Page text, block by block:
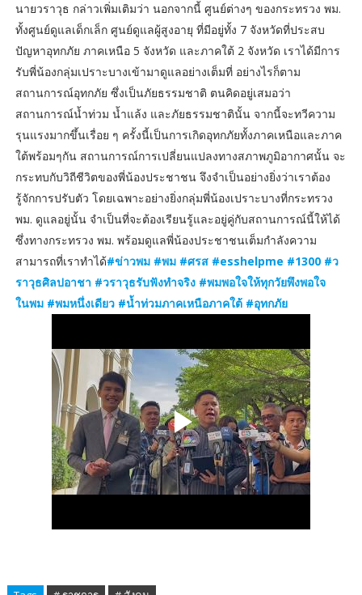
นายวราวุธ กล่าวเพิ่มเติมว่า นอกจากนี้ ศูนย์ต่างๆ ของกระทรวง พม.
ทั้งศูนย์ดูแลเด็กเล็ก ศูนย์ดูแลผู้สูงอายุ ที่มีอยู่ทั้ง 7 จังหวัดที่ประสบ
ปัญหาอุทกภัย ภาคเหนือ 5 จังหวัด และภาคใต้ 2 จังหวัด เราได้มีการ
รับพี่น้องกลุ่มเปราะบางเข้ามาดูแลอย่างเต็มที่ อย่างไรก็ตาม
สถานการณ์อุทกภัย ซึ่งเป็นภัยธรรมชาติ ตนคิดอยู่เสมอว่า
สถานการณ์น้ำท่วม น้ำแล้ง และภัยธรรมชาตินั้น จากนี้จะทวีความ
รุนแรงมากขึ้นเรื่อย ๆ ครั้งนี้เป็นการเกิดอุทกภัยทั้งภาคเหนือและภาค
ใต้พร้อมๆกัน สถานการณ์การเปลี่ยนแปลงทางสภาพภูมิอากาศนั้น จะ
กระทบกับวิถีชีวิตของพี่น้องประชาชน จึงจำเป็นอย่างยิ่งว่าเราต้อง
รู้จักการปรับตัว โดยเฉพาะอย่างยิ่งกลุ่มพี่น้องเปราะบางที่กระทรวง
พม. ดูแลอยู่นั้น จำเป็นที่จะต้องเรียนรู้และอยู่คู่กับสถานการณ์นี้ให้ได้
ซึ่งทางกระทรวง พม. พร้อมดูแลพี่น้องประชาชนเต็มกำลังความ
สามารถที่เราทำได้#ข่าวพม #พม #ศรส #esshelpme #1300 #ว
ราวุธศิลปอาชา #วราวุธรับฟังทำจริง #พมพอใจให้ทุกวัยพึงพอใจ
ในพม #พมหนึ่งเดียว #น้ำท่วมภาคเหนือภาคใต้ #อุทกภัย